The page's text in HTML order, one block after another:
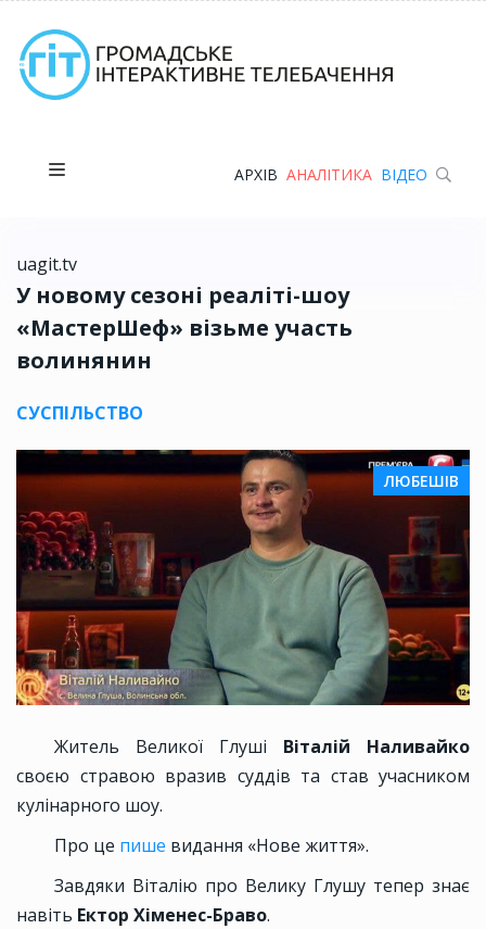
АРХІВ АНАЛІТИКА ВІДЕО
uagit.tv
У новому сезоні реаліті-шоу
«МастерШеф» візьме участь
волинянин
СУСПІЛЬСТВО
ЛЮБЕШІВ
Житель Великої Глуші Віталій Наливайко
своєю стравою вразив суддів та став учасником
кулінарного шоу.
Про це пише видання «Нове життя».
Завдяки Віталію про Велику Глушу тепер знає
навіть Ектор Хіменес-Браво.